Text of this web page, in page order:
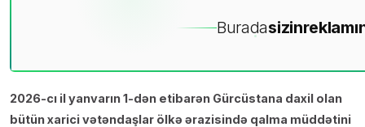
Buradasizin
2026-cı il yanvarın 1-dən etibarən Gürcüstana daxil olan
bütün xarici vətəndaşlar ölkə ərazisində qalma müddətini